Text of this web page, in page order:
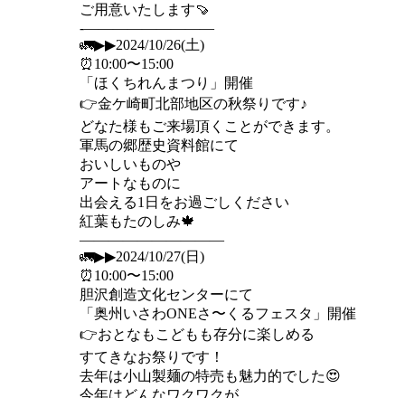
ご用意いたします🍠
-—————————
🚛▶︎▶︎2024/10/26(土)
⏰10:00〜15:00
「ほくちれんまつり」開催
👉金ケ崎町北部地区の秋祭りです♪
どなた様もご来場頂くことができます。
軍馬の郷歴史資料館にて
おいしいものや
アートなものに
出会える1日をお過ごしください
紅葉もたのしみ🍁
——————————
🚛▶︎▶︎2024/10/27(日)
⏰10:00〜15:00
胆沢創造文化センターにて
「奥州いさわONEさ〜くるフェスタ」開催
👉おとなもこどもも存分に楽しめる
すてきなお祭りです！
去年は小山製麺の特売も魅力的でした😍